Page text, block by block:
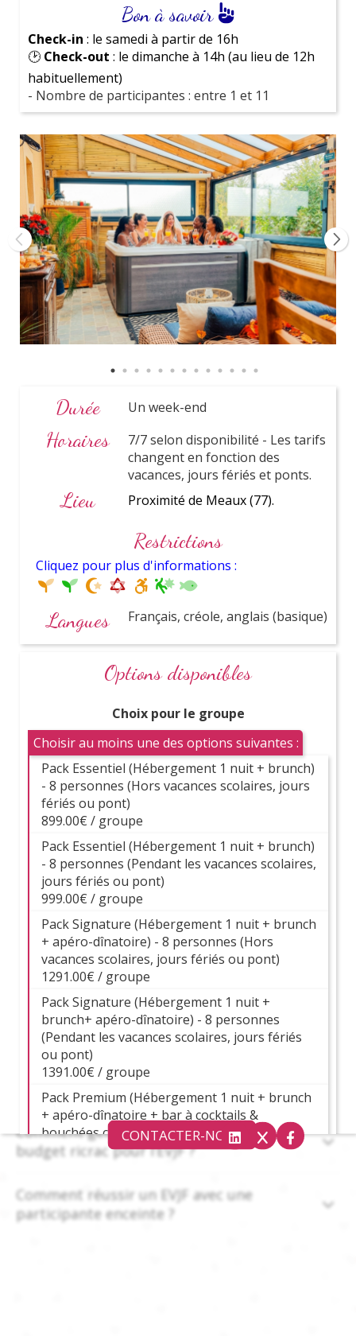
Nos avis
viviane BOURDY
Magnifique journée grâce a une magnifique
organisation !pour mon EVJF Des prestataires au
top 👌 inoubliable Merci
Nos partenaires
Foire aux questions
Beaucoup de questions ? Beaucoup de réponses !
Qui peut-être témoin et combien peut-on
être à un mariage ?
Quel rôle joue concrètement une témoin au
Quand prévoir l’EVJF ?
Qui et combien de personnes inviter à un
EVJF ?
Peut-on convier des hommes à un EVJF ?
Comment gérer le budget d’un EVJF ?
Comment trouver les bonnes activités et
organiser la journée d’EVJF ?
Comment anticiper le mauvais temps lors
d’un EVJF ?
Comment faire avec un petit budget pour
Comment gérer une participante qui a un
budget ricrac pour l’EVJF ?
Comment réussir un EVJF avec une
participante enceinte ?
Bon à savoir
Check-in : le samedi à partir de 16h
🕑 Check-out : le dimanche à 14h (au lieu de 12h
habituellement)
- Nombre de participantes : entre 1 et 11
Durée Un week-end
Horaires
7/7 selon disponibilité - Les tarifs
changent en fonction des
vacances, jours fériés et ponts.
Lieu Proximité de Meaux (77).
Restrictions
Cliquez pour plus d'informations :
Langues Français, créole, anglais (basique)
Options disponibles
Choix pour le groupe
Choisir au moins une des options suivantes :
Pack Essentiel (Hébergement 1 nuit + brunch)
- 8 personnes (Hors vacances scolaires, jours
fériés ou pont)
899.00€ / groupe
Pack Essentiel (Hébergement 1 nuit + brunch)
- 8 personnes (Pendant les vacances scolaires,
jours fériés ou pont)
999.00€ / groupe
Pack Signature (Hébergement 1 nuit + brunch
+ apéro-dînatoire) - 8 personnes (Hors
vacances scolaires, jours fériés ou pont)
1291.00€ / groupe
Pack Signature (Hébergement 1 nuit +
brunch+ apéro-dînatoire) - 8 personnes
(Pendant les vacances scolaires, jours fériés
ou pont)
1391.00€ / groupe
Pack Premium (Hébergement 1 nuit + brunch
+ apéro-dînatoire + bar à cocktails &
bouchées créoles + Décoration "EVJF" +
Karaoké & Blind-test) - 8 personnes (Hors
Pack Premium (Hébergement 1 nuit + brunch
+ apéro-dînatoire + bar à cocktails &
CONTACTER-NOUS